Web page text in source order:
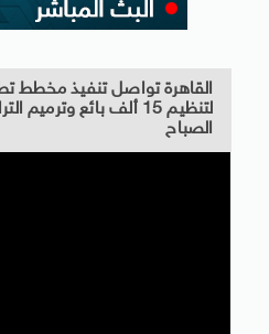
القاهرة تواصل تنفيذ مخطط
لتنظيم 15 ألف بائع
الصباح